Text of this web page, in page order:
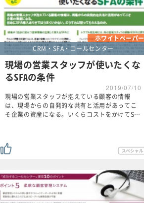
ホワイトペーパー
CRM・SFA・コールセンター
現場の営業スタッフが使いたくな
るSFAの条件
2019/07/10
現場の営業スタッフが抱えている顧客の情報
は、現場からの自発的な共有と活用があってこ
そ企業の資産になる。いくらコストをかけてS…